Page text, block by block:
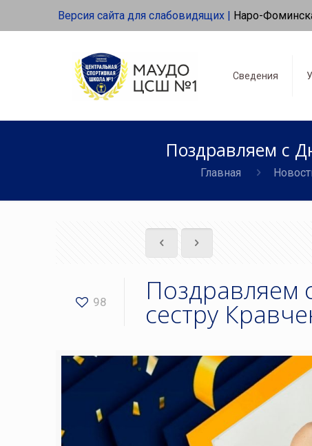
Версия сайта для слабовидящих | Наро-
Сведения
Поздравляем с
Главная
98 Поздравляем
сестру